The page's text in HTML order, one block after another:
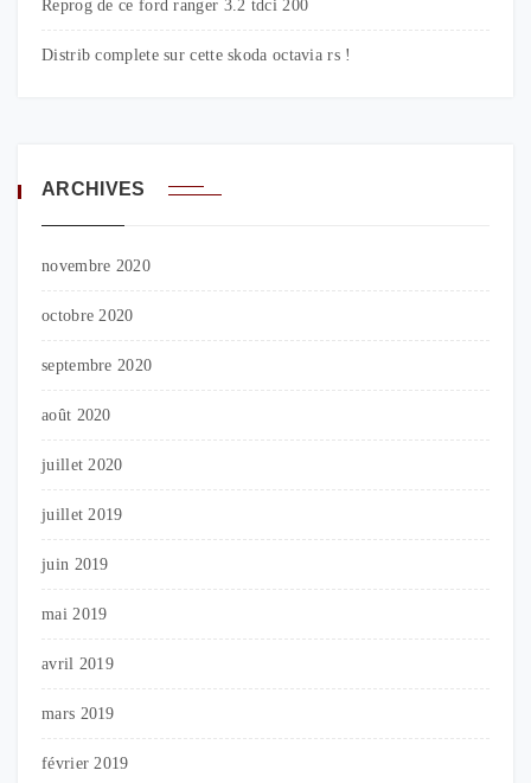
Reprog de ce ford ranger 3.2 tdci 200
Distrib complete sur cette skoda octavia rs !
ARCHIVES
novembre 2020
octobre 2020
septembre 2020
août 2020
juillet 2020
juillet 2019
juin 2019
mai 2019
avril 2019
mars 2019
février 2019